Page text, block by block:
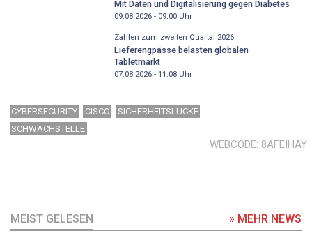
Mit Daten und Digitalisierung gegen Diabetes
09.08.2026 - 09:00Uhr
Zahlen zum zweiten Quartal 2026
Lieferengpässe belasten globalen
Tabletmarkt
07.08.2026 - 11:08Uhr
CYBERSECURITY CISCO
SICHERHEITSLÜCKE
SCHWACHSTELLE
WEBCODE 8AFEIHAY
MEIST GELESEN » MEHR NEWS